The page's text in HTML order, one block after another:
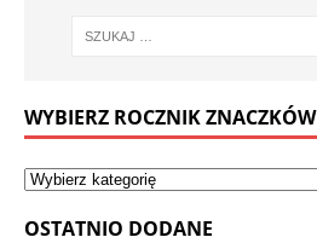
WYBIERZ ROCZNIK ZNACZKÓW
OSTATNIO DODANE